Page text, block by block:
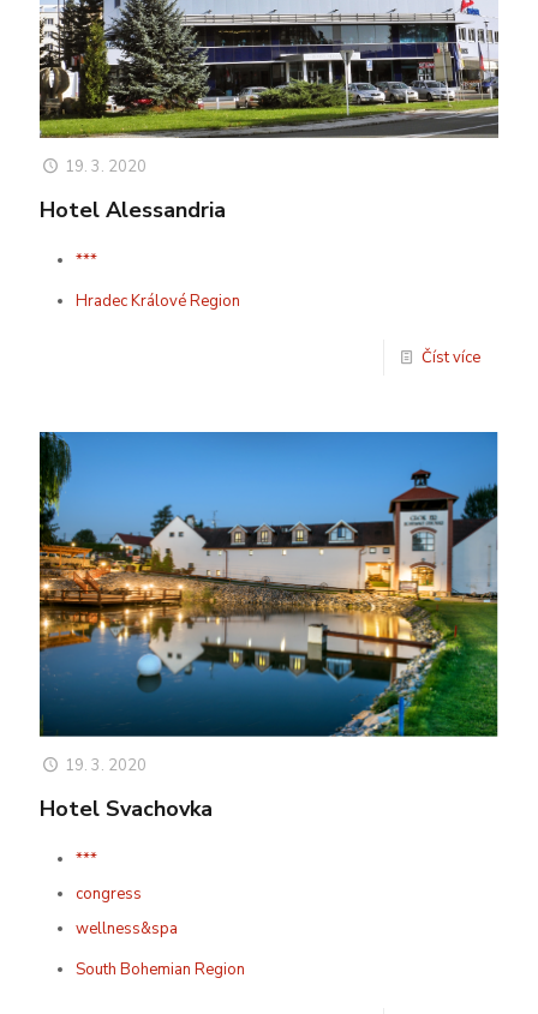
19. 3. 2020
Hotel Alessandria
***
Hradec Králové Region
Číst více
19. 3. 2020
Hotel Svachovka
***
congress
wellness&spa
South Bohemian Region